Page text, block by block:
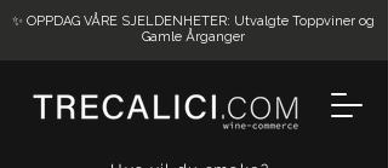
✨ OPPDAG VÅRE SJELDENHETER: Utvalgte Toppviner og
Gamle Årganger